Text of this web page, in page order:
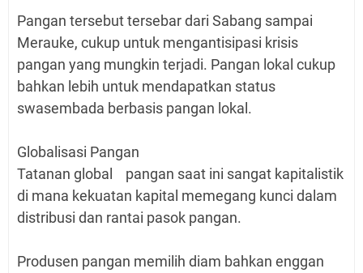
Pangan tersebut tersebar dari Sabang sampai
Merauke, cukup untuk mengantisipasi krisis
pangan yang mungkin terjadi. Pangan lokal cukup
bahkan lebih untuk mendapatkan status
swasembada berbasis pangan lokal.
Globalisasi Pangan
Tatanan global pangan saat ini sangat kapitalistik
di mana kekuatan kapital memegang kunci dalam
distribusi dan rantai pasok pangan.
Produsen pangan memilih diam bahkan enggan